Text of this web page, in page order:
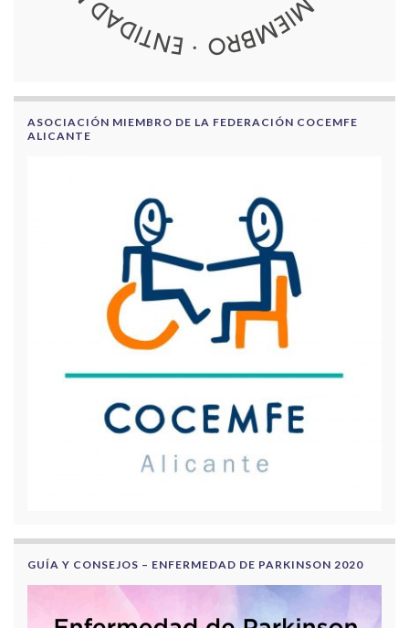
ASOCIACIÓN MIEMBRO DE LA FEDERACIÓN COCEMFE
ALICANTE
GUÍA Y CONSEJOS – ENFERMEDAD DE PARKINSON 2020